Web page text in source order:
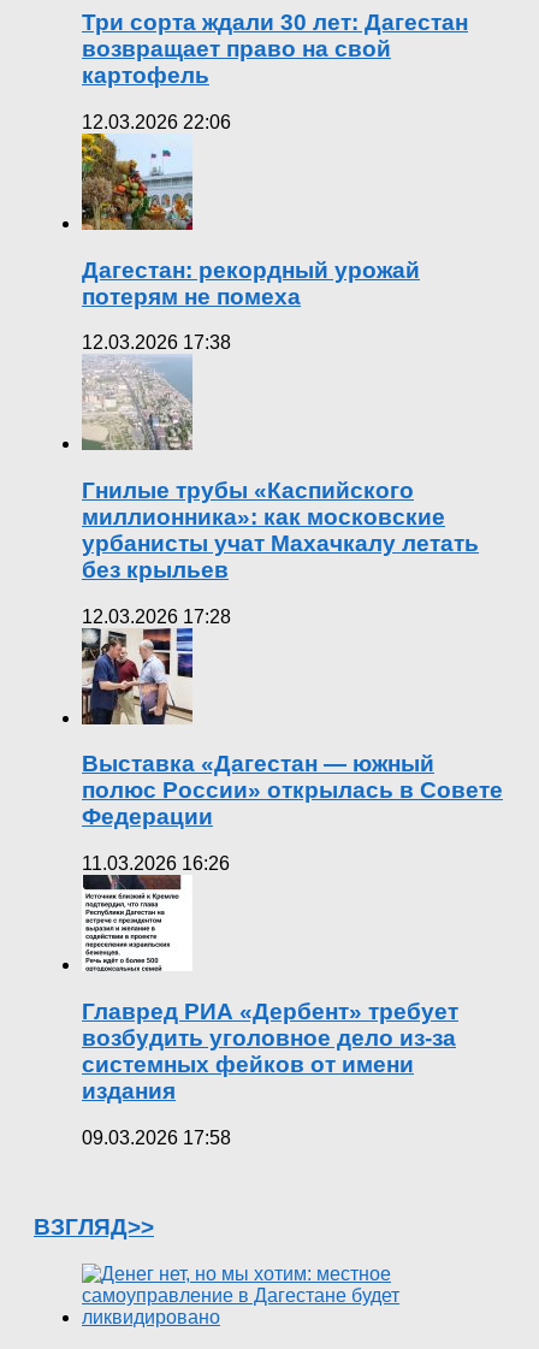
Три сорта ждали 30 лет: Дагестан
возвращает право на свой
картофель
12.03.2026 22:06
Дагестан: рекордный урожай
потерям не помеха
12.03.2026 17:38
Гнилые трубы «Каспийского
миллионника»: как московские
урбанисты учат Махачкалу летать
без крыльев
12.03.2026 17:28
Выставка «Дагестан — южный
полюс России» открылась в Совете
Федерации
11.03.2026 16:26
Главред РИА «Дербент» требует
возбудить уголовное дело из-за
системных фейков от имени
издания
09.03.2026 17:58
ВЗГЛЯД>>